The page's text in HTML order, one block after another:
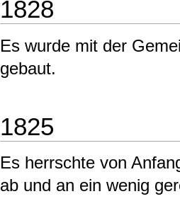
1828
Es wurde mit der
gebaut.
1825
Es herrschte von
ab und an ein wenig